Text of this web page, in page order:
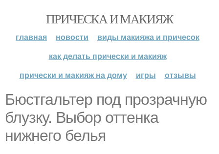
ПРИЧЕСКА И МАКИЯЖ
главная новости
виды макияжа и причесок
как делать прически и макияж
прически и макияж на дому
игры отзывы
Бюстгальтер под прозрачную
блузку. Выбор оттенка
нижнего белья